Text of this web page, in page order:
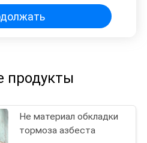
продукты
Не материал обкладки
тормоза азбеста